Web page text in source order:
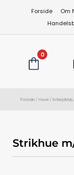
Forside Om
0
Forside / Have / Arbejdstøj
Strikhue